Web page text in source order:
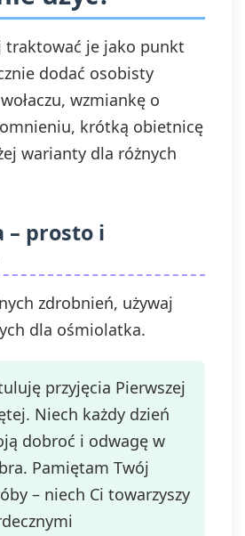
je jako punkt
dodać osobisty
wzmiankę o
krótką obietnicę
warianty dla różnych
– prosto i
zdrobnień, używaj
dla ośmiolatka.
przyjęcia Pierwszej
Niech każdy dzień
dobroć i odwagę w
Pamiętam Twój
– niech Ci towarzyszy